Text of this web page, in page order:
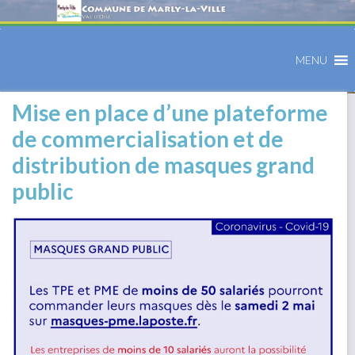
MENU
Mise en place d’une plateforme
de commercialisation et de
distribution de masques grand
public